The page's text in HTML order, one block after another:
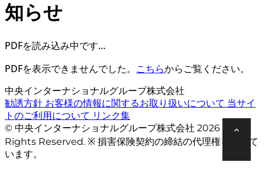
知らせ
PDFを読み込み中です…
PDFを表示できませんでした。 こちらからご覧ください。
中央インターナショナルグループ株式会社
勧誘方針 お客様の情報に関するお取り扱いについて 当サイ
トのご利用について リンク集
© 中央インターナショナルグループ株式会社 2026 All
Rights Reserved. ※ 損害保険契約の締結の代理権を有して
います。